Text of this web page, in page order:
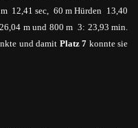
12,41 sec, 60 m Hürden 13,40
26,04 m und 800 m 3: 23,93 min.
und damit Platz 7 konnte sie